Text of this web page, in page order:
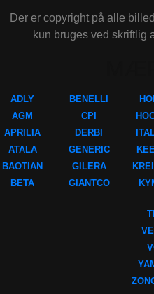
Der er copyright på alle
kun bruges ved skriftlig
ADLY
AGM
APRILIA
ATALA
BAOTIAN
BETA
BENELLI
CPI
DERBI
GENERIC
GILERA
GIANTCO